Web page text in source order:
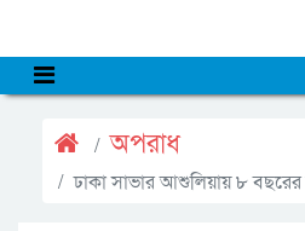
অপরাধ
ঢাকা সাভার আশুলিয়ায় ৮